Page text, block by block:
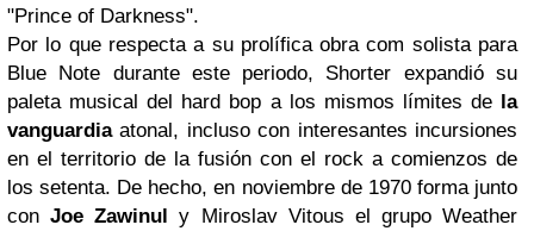
"Prince of Darkness".
Por lo que respecta a su prolífica obra com solista para
Blue Note durante este periodo, Shorter expandió su
paleta musical del hard bop a los mismos límites de la
vanguardiaatonal, incluso con interesantes incursiones
en el territorio de la fusión con el rock a comienzos de
los setenta. De hecho, en noviembre de 1970 forma junto
con Joe Zawinul y Miroslav Vitous el grupo Weather